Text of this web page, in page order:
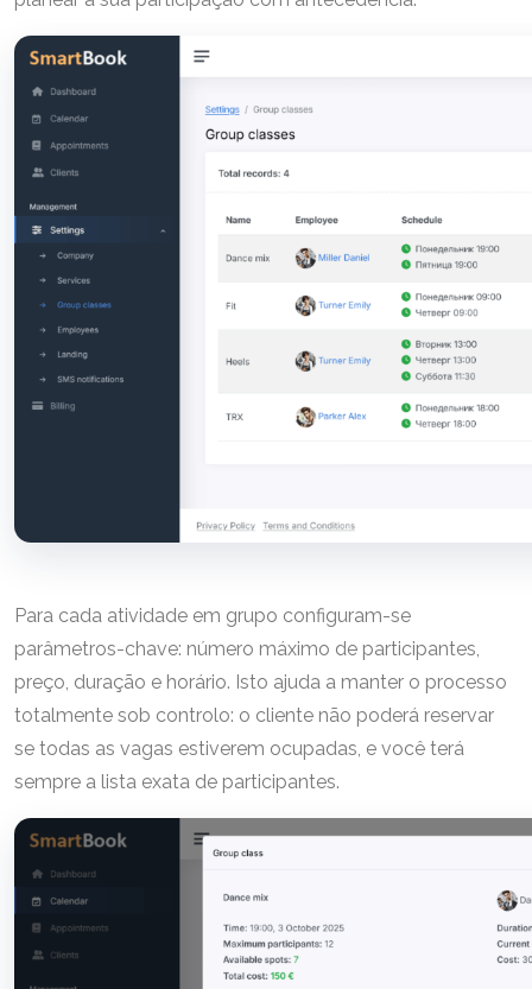
Para cada atividade em grupo configuram-se
parâmetros-chave: número máximo de participantes,
preço, duração e horário. Isto ajuda a manter o processo
totalmente sob controlo: o cliente não poderá reservar
se todas as vagas estiverem ocupadas, e você terá
sempre a lista exata de participantes.